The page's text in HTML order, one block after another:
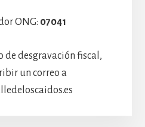
ONG: 07041
de desgravación fiscal,
un correo a